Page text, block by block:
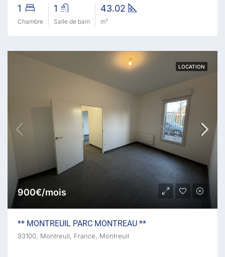
1
Chambre
1
Salle de bain
43.02
m²
LOCATION
900€/mois
** MONTREUIL PARC MONTREAU **
93100, Montreuil, France, Montreuil